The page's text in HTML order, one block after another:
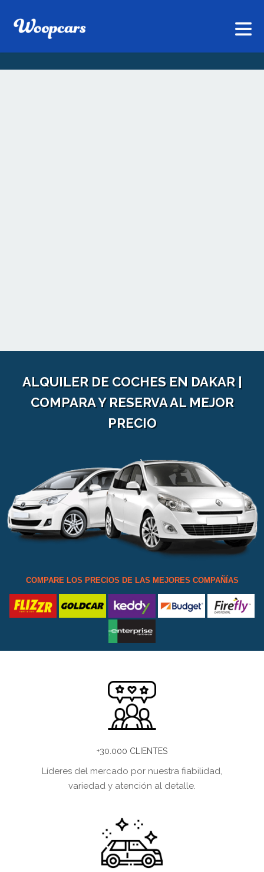
ALQUILER DE COCHES EN DAKAR |
COMPARA Y RESERVA AL MEJOR
PRECIO
COMPARE LOS PRECIOS DE LAS MEJORES COMPAÑÍAS
+30.000 CLIENTES
Líderes del mercado por nuestra fiabilidad,
variedad y atención al detalle.